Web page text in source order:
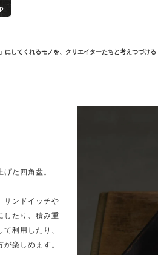
にしてくれるモノを、クリエイターたちと考えつづける
た四角盆。
サンドイッチや
したり、積み重
利用したり、
楽しめます。